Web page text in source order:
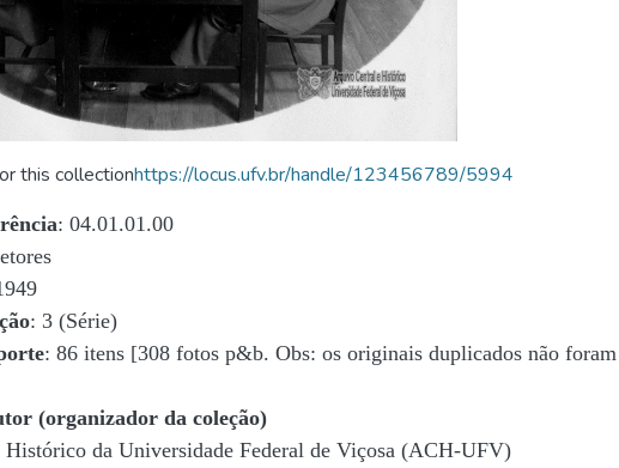
this collectionhttps://locus.ufv.br/handle/123456789/5994
: 04.01.01.00
: 3 (Série)
: 86 itens [308 fotos p&b. Obs: os originais duplicados não
(organizador da coleção)
da Universidade Federal de Viçosa (ACH-UFV)